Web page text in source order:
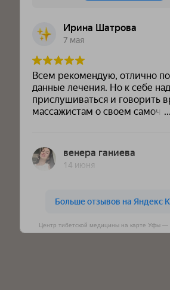
Центр тибетской медицины на карте Уфы —